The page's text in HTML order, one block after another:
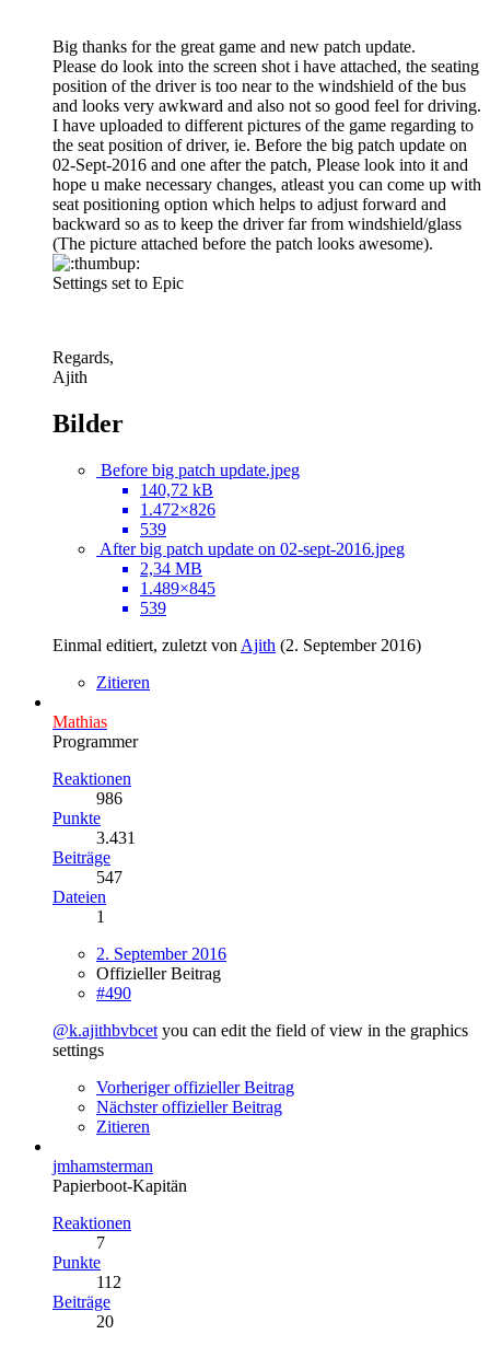
Big thanks for the great game and new patch update.
Please do look into the screen shot i have attached, the seating
position of the driver is too near to the windshield of the bus
and looks very awkward and also not so good feel for driving.
I have uploaded to different pictures of the game regarding to
the seat position of driver, ie. Before the big patch update on
02-Sept-2016 and one after the patch, Please look into it and
hope u make necessary changes, atleast you can come up with
seat positioning option which helps to adjust forward and
backward so as to keep the driver far from windshield/glass
(The picture attached before the patch looks awesome).
Settings set to Epic
Regards,
Ajith
Bilder
Before big patch update.jpeg
140,72 kB
1.472×826
539
After big patch update on 02-sept-2016.jpeg
2,34 MB
1.489×845
539
Einmal editiert, zuletzt von Ajith (2. September 2016)
Zitieren
Mathias
Programmer
Reaktionen
986
Punkte
3.431
Beiträge
547
Dateien
1
2. September 2016
Offizieller Beitrag
#490
@k.ajithbvbcet you can edit the field of view in the graphics
settings
Vorheriger offizieller Beitrag
Nächster offizieller Beitrag
Zitieren
jmhamsterman
Papierboot-Kapitän
Reaktionen
7
Punkte
112
Beiträge
20